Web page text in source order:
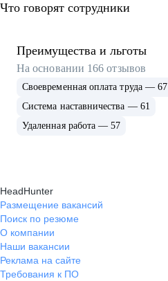
Что говорят сотрудники
Преимущества и льготы
На основании 166 отзывов
Своевременная оплата труда — 67
Система наставничества — 61
Удаленная работа — 57
HeadHunter
Размещение вакансий
Поиск по резюме
О компании
Наши вакансии
Реклама на сайте
Требования к ПО